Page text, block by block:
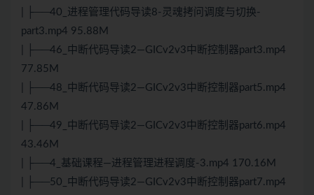
| ├──40_进程管理代码导读8-灵魂拷问调度与切换-
part3.mp4 95.88M
| ├──46_中断代码导读2—GICv2v3中断控制器part3.mp4
77.85M
| ├──48_中断代码导读2—GICv2v3中断控制器part5.mp4
47.86M
| ├──49_中断代码导读2—GICv2v3中断控制器part6.mp4
43.46M
| ├──4_基础课程—进程管理进程调度-3.mp4 170.16M
| ├──50_中断代码导读2—GICv2v3中断控制器part7.mp4